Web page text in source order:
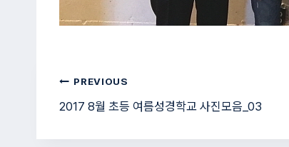
글
탐
색
PREVIOUS
2017 8월 초등 여름성경학교 사진모음_03